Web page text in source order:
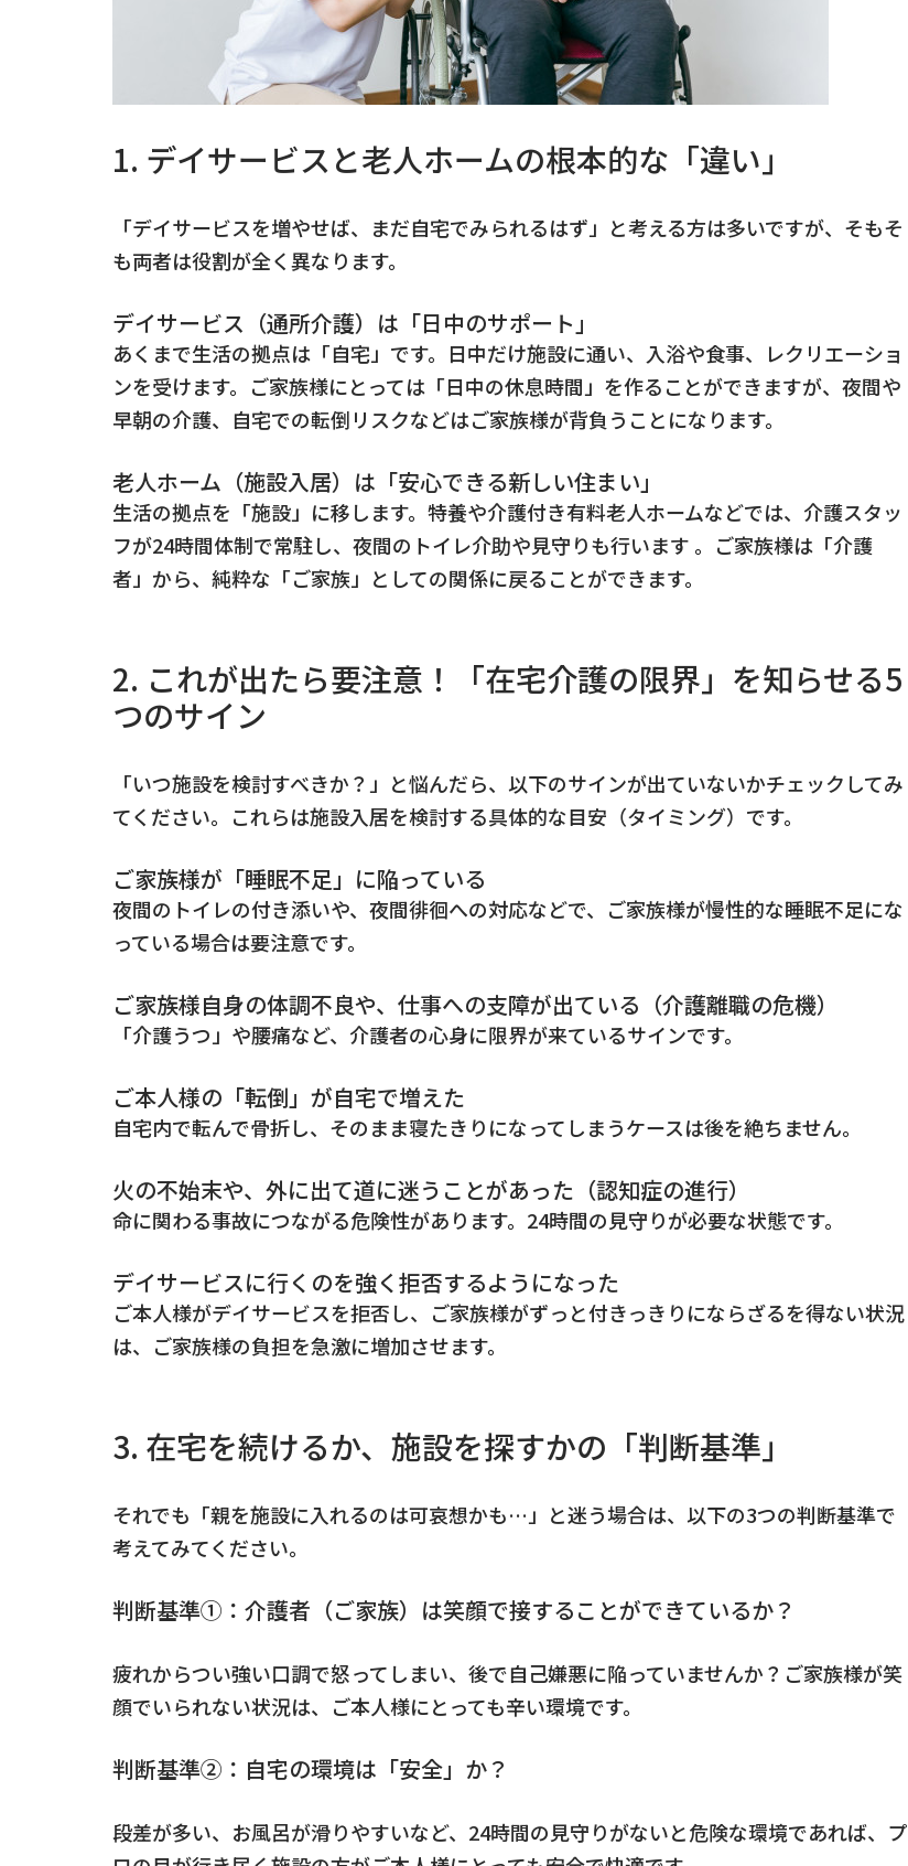
1. デイサービスと老人ホームの根本的な「違い」
「デイサービスを増やせば、まだ自宅でみられるはず」と考える方は多いですが、そもそ
も両者は役割が全く異なります。
デイサービス（通所介護）は「日中のサポート」
あくまで生活の拠点は「自宅」です。日中だけ施設に通い、入浴や食事、レクリエーショ
ンを受けます。ご家族様にとっては「日中の休息時間」を作ることができますが、夜間や
早朝の介護、自宅での転倒リスクなどはご家族様が背負うことになります。
老人ホーム（施設入居）は「安心できる新しい住まい」
生活の拠点を「施設」に移します。特養や介護付き有料老人ホームなどでは、介護スタッ
フが24時間体制で常駐し、夜間のトイレ介助や見守りも行います 。ご家族様は「介護
者」から、純粋な「ご家族」としての関係に戻ることができます。
2. これが出たら要注意！「在宅介護の限界」を知らせる5
つのサイン
「いつ施設を検討すべきか？」と悩んだら、以下のサインが出ていないかチェックしてみ
てください。これらは施設入居を検討する具体的な目安（タイミング）です。
ご家族様が「睡眠不足」に陥っている
夜間のトイレの付き添いや、夜間徘徊への対応などで、ご家族様が慢性的な睡眠不足にな
っている場合は要注意です。
ご家族様自身の体調不良や、仕事への支障が出ている（介護離職の危機）
「介護うつ」や腰痛など、介護者の心身に限界が来ているサインです。
ご本人様の「転倒」が自宅で増えた
自宅内で転んで骨折し、そのまま寝たきりになってしまうケースは後を絶ちません。
火の不始末や、外に出て道に迷うことがあった（認知症の進行）
命に関わる事故につながる危険性があります。24時間の見守りが必要な状態です。
デイサービスに行くのを強く拒否するようになった
ご本人様がデイサービスを拒否し、ご家族様がずっと付きっきりにならざるを得ない状況
は、ご家族様の負担を急激に増加させます。
3. 在宅を続けるか、施設を探すかの「判断基準」
それでも「親を施設に入れるのは可哀想かも…」と迷う場合は、以下の3つの判断基準で
考えてみてください。
判断基準①：介護者（ご家族）は笑顔で接することができているか？
疲れからつい強い口調で怒ってしまい、後で自己嫌悪に陥っていませんか？ご家族様が笑
顔でいられない状況は、ご本人様にとっても辛い環境です。
判断基準②：自宅の環境は「安全」か？
段差が多い、お風呂が滑りやすいなど、24時間の見守りがないと危険な環境であれば、プ